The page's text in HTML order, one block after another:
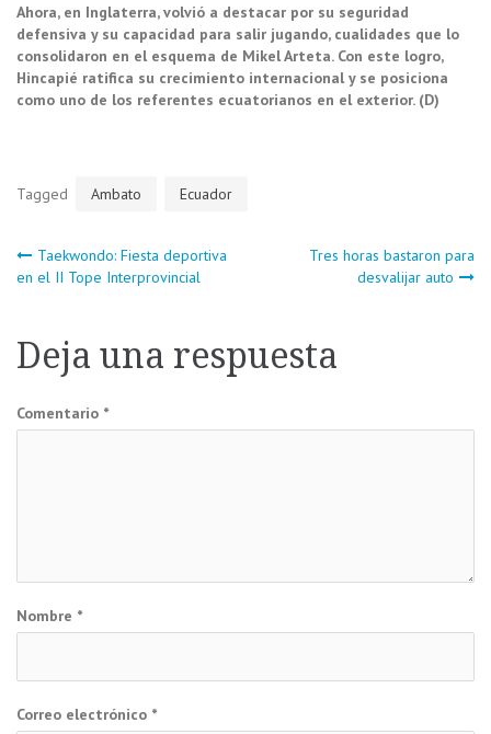
Ahora, en Inglaterra, volvió a destacar por su seguridad
defensiva y su capacidad para salir jugando, cualidades que lo
consolidaron en el esquema de Mikel Arteta. Con este logro,
Hincapié ratifica su crecimiento internacional y se posiciona
como uno de los referentes ecuatorianos en el exterior. (D)
Tagged Ambato Ecuador
Navegación
entradas
Taekwondo: Fiesta deportiva
en el II Tope Interprovincial
Tres horas bastaron para
desvalijar auto
Deja una respuesta
Comentario *
Nombre *
Correo electrónico *